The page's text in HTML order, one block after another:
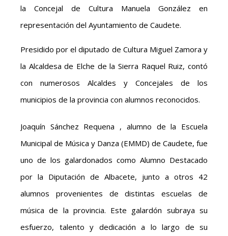
la Concejal de Cultura Manuela González en
representación del Ayuntamiento de Caudete.
Presidido por el diputado de Cultura Miguel Zamora y
la Alcaldesa de Elche de la Sierra Raquel Ruiz, contó
con numerosos Alcaldes y Concejales de los
municipios de la provincia con alumnos reconocidos.
Joaquín Sánchez Requena , alumno de la Escuela
Municipal de Música y Danza (EMMD) de Caudete, fue
uno de los galardonados como Alumno Destacado
por la Diputación de Albacete, junto a otros 42
alumnos provenientes de distintas escuelas de
música de la provincia. Este galardón subraya su
esfuerzo, talento y dedicación a lo largo de su